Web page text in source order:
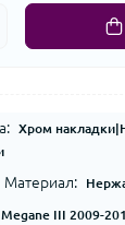
Хром
Материал:
III 2009-